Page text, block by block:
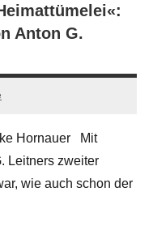
Anton G.
Hornauer Mit
Leitners zweiter
wie auch schon der